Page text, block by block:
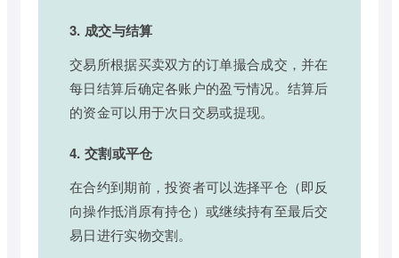
3. 成交与结算
交易所根据买卖双方的订单撮合成交，并在
每日结算后确定各账户的盈亏情况。结算后
的资金可以用于次日交易或提现。
4. 交割或平仓
在合约到期前，投资者可以选择平仓（即反
向操作抵消原有持仓）或继续持有至最后交
易日进行实物交割。